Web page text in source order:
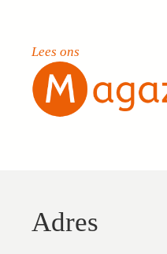
Lees ons
Adres